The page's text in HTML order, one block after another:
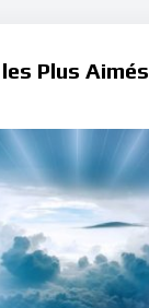
Plus Aimés